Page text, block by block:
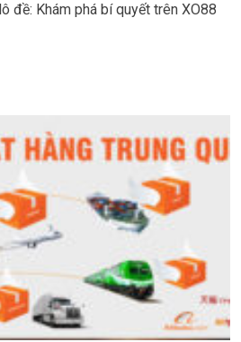
đề: Khám phá bí quyết trên XO88